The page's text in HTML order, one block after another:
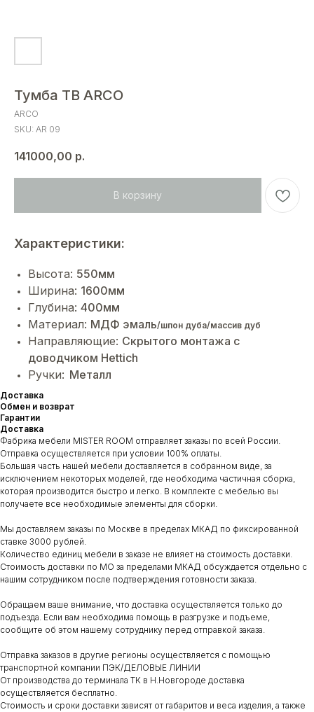
Тумба ТВ ARCO
ARCO
SKU: AR 09
141000,00 р.
В корзину
Характеристики:
Высота: 550мм
Ширина: 1600мм
Глубина: 400мм
Материал: МДФ эмаль/шпон дуба/массив дуб
Направляющие: Cкрытого монтажа с
доводчиком Hettich
Ручки: Металл
Доставка
Обмен и возврат
Гарантии
Доставка
Фабрика мебели MISTER ROOM отправляет заказы по всей России.
Отправка осуществляется при условии 100% оплаты.
Большая часть нашей мебели доставляется в собранном виде, за
исключением некоторых моделей, где необходима частичная сборка,
которая производится быстро и легко. В комплекте с мебелью вы
получаете все необходимые элементы для сборки.
Мы доставляем заказы по Москве в пределах МКАД по фиксированной
ставке 3000 рублей.
Количество единиц мебели в заказе не влияет на стоимость доставки.
Стоимость доставки по МО за пределами МКАД обсуждается отдельно с
нашим сотрудником после подтверждения готовности заказа.
Обращаем ваше внимание, что доставка осуществляется только до
подъезда. Если вам необходима помощь в разгрузке и подъеме,
сообщите об этом нашему сотруднику перед отправкой заказа.
Отправка заказов в другие регионы осуществляется с помощью
транспортной компании ПЭК/ДЕЛОВЫЕ ЛИНИИ
От производства до терминала ТК в Н.Новгороде доставка
осуществляется бесплатно.
Стоимость и сроки доставки зависят от габаритов и веса изделия, а также